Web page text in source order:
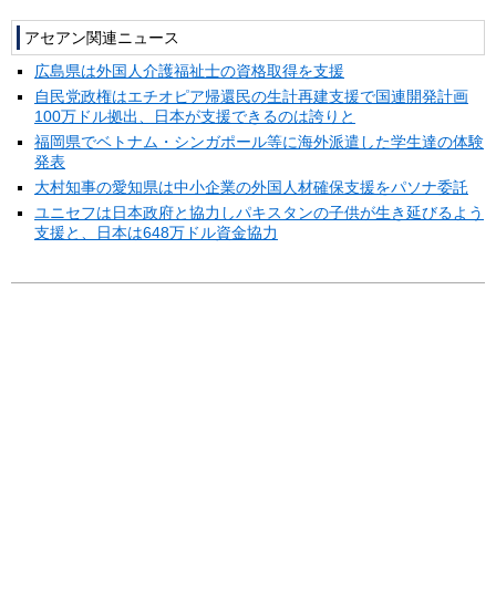
アセアン関連ニュース
広島県は外国人介護福祉士の資格取得を支援
自民党政権はエチオピア帰還民の生計再建支援で国連開発計画
100万ドル拠出、日本が支援できるのは誇りと
福岡県でベトナム・シンガポール等に海外派遣した学生達の体験
発表
大村知事の愛知県は中小企業の外国人材確保支援をパソナ委託
ユニセフは日本政府と協力しパキスタンの子供が生き延びるよう
支援と、日本は648万ドル資金協力